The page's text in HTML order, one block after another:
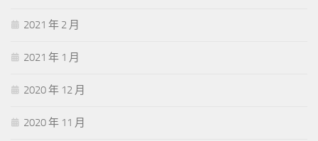
2021 年 2 月
2021 年 1 月
2020 年 12 月
2020 年 11 月